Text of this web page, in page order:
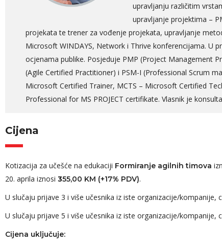
upravljanju različitim
upravljanje projektima –
projekata te trener za vođenje projekata, upravljanje
Microsoft WINDAYS, Network i Thrive konferencijama. U
ocjenama publike. Posjeduje PMP (Project Management
(Agile Certified Practitioner) i PSM-I (Professional Scrum
Microsoft Certified Trainer, MCTS – Microsoft Certified
Professional for MS PROJECT certifikate. Vlasnik je
Cijena
Kotizacija za učešće na edukaciji Formiranje agilnih timova
20. aprila iznosi 355,00 KM (+17% PDV).
U slučaju prijave 3 i više učesnika iz iste organizacije/kompanije,
U slučaju prijave 5 i više učesnika iz iste organizacije/kompanije,
Cijena uključuje: